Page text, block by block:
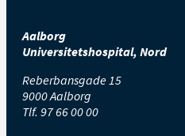
Aalborg
Universitetshospital, Nord
Reberbansgade 15
9000 Aalborg
Tlf. 97 66 00 00